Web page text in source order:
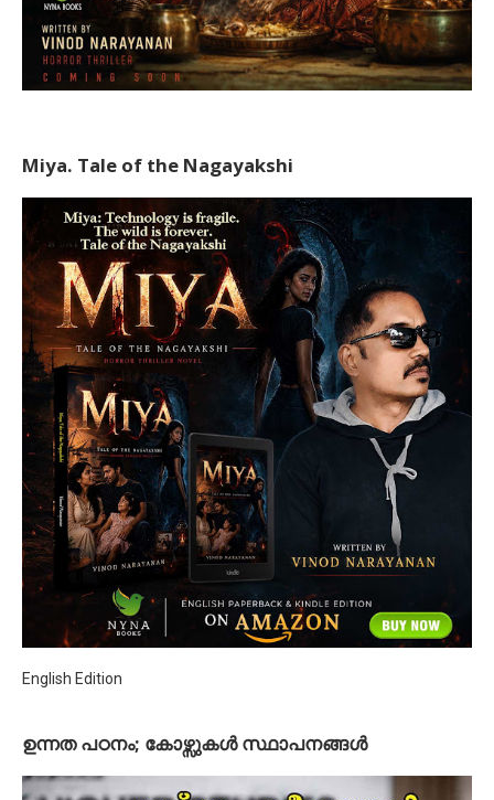
Miya. Tale of the Nagayakshi
English Edition
ഉന്നത പഠനം; കോഴ്സുകള്‍ സ്ഥാപനങ്ങള്‍